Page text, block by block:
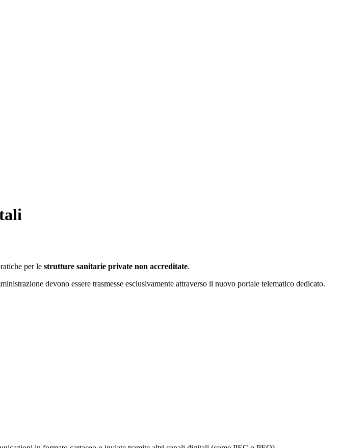
per le strutture sanitarie private non accreditate.
devono essere trasmesse esclusivamente attraverso il nuovo portale telematico dedicato.